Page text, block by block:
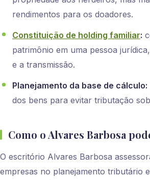
rendimentos para os doadores.
Constituição de holding familiar:
patrimônio em uma pessoa
e a transmissão.
Planejamento da base de cálculo:
dos bens para evitar tributação
Como o Alvares Barbosa
O escritório Alvares Barbosa
empresas no planejamento tributário